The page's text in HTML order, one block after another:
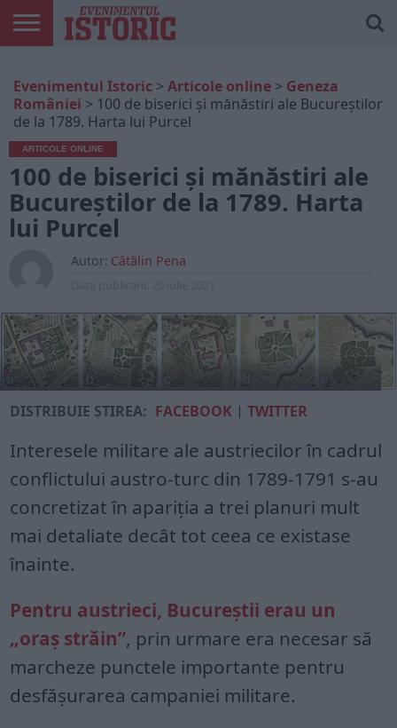
ONLINE
EDIȚII
TIPĂRITE
ISTORIC
PLAY
CONTUL
MEU
Evenimentul Istoric > Articole online > Geneza
României > 100 de biserici și mănăstiri ale Bucureștilor
de la 1789. Harta lui Purcel
ARTICOLE ONLINE
100 de biserici și mănăstiri ale
Bucureștilor de la 1789. Harta
lui Purcel
Autor: Cătălin Pena
DISTRIBUIE ȘTIREA: FACEBOOK |TWITTER
Interesele militare ale austriecilor în cadrul
conflictului austro-turc din 1789-1791 s-au
concretizat în apariția a trei planuri mult
mai detaliate decât tot ceea ce existase
înainte.
Pentru austrieci, Bucureștii erau un
„oraș străin”, prin urmare era necesar să
marcheze punctele importante pentru
desfășurarea campaniei militare.